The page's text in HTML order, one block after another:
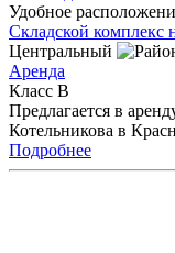
Удобное
Складской комплекс
Центральный
Аренда
Класс B
Предлагается в
Котельникова в
Подробнее